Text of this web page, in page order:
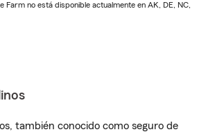
Farm no está disponible actualmente en AK, DE, NC,
también conocido como seguro de